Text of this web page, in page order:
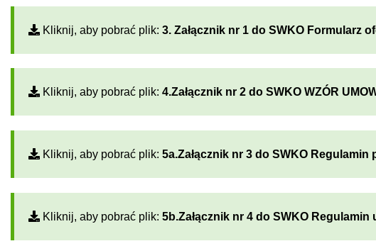
Kliknij, aby pobrać plik: 3. Załącznik nr 1 do SWKO Formularz
Kliknij, aby pobrać plik: 4.Załącznik nr 2 do SWKO WZÓR
Kliknij, aby pobrać plik: 5a.Załącznik nr 3 do SWKO
Kliknij, aby pobrać plik: 5b.Załącznik nr 4 do SWKO